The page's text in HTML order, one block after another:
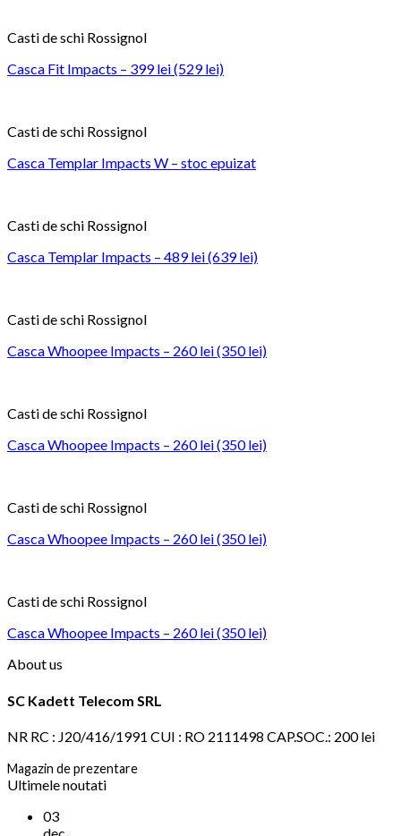
Casti de schi Rossignol
Casca Fit Impacts – 399 lei (529 lei)
Casti de schi Rossignol
Casca Templar Impacts W – stoc epuizat
Casti de schi Rossignol
Casca Templar Impacts – 489 lei (639 lei)
Casti de schi Rossignol
Casca Whoopee Impacts – 260 lei (350 lei)
Casti de schi Rossignol
Casca Whoopee Impacts – 260 lei (350 lei)
Casti de schi Rossignol
Casca Whoopee Impacts – 260 lei (350 lei)
Casti de schi Rossignol
Casca Whoopee Impacts – 260 lei (350 lei)
About us
SC Kadett Telecom SRL
NR RC : J20/416/1991 CUI : RO 2111498 CAP.SOC.: 200 lei
Magazin de prezentare
Ultimele noutati
03